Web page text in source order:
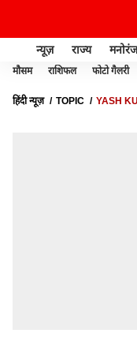
न्यूज़ राज्य
मौसम राशिफल फोटो गैलरी
हिंदी न्यूज़ TOPIC YASH